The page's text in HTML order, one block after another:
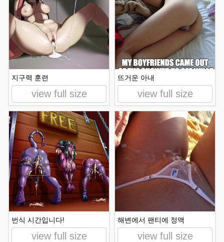
지구력 훈련
view full size
뜨거운 아내
view full size
번식 시간입니다!
view full size
해변에서 팬티에 정액
view full size